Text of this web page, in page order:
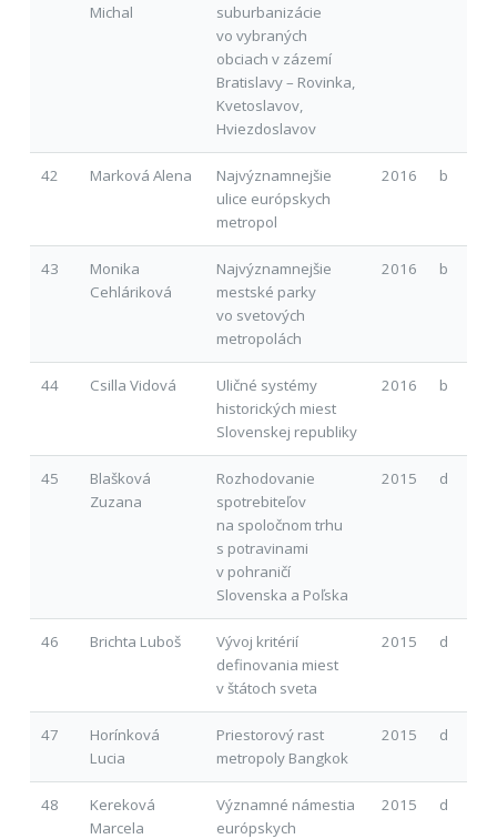
Michal
suburbanizácie
vo vybraných
obciach v zázemí
Bratislavy – Rovinka,
Kvetoslavov,
Hviezdoslavov
42 Marková Alena
Najvýznamnejšie
ulice európskych
metropol
2016 b
43
Monika
Cehláriková
Najvýznamnejšie
mestské parky
vo svetových
metropolách
2016 b
44 Csilla Vidová
Uličné systémy
historických miest
Slovenskej republiky
2016 b
45
Blašková
Zuzana
Rozhodovanie
spotrebiteľov
na spoločnom trhu
s potravinami
v pohraničí
Slovenska a Poľska
2015 d
46 Brichta Luboš
Vývoj kritérií
definovania miest
v štátoch sveta
2015 d
47
Horínková
Lucia
Priestorový rast
metropoly Bangkok
2015 d
48
Kereková
Marcela
Významné námestia
európskych
2015 d